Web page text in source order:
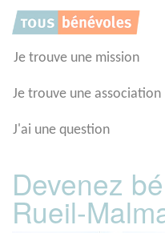
Je trouve une mission
Je trouve une association
J'ai une question
Devenez
Rueil-
Panneau de gestion des cookies